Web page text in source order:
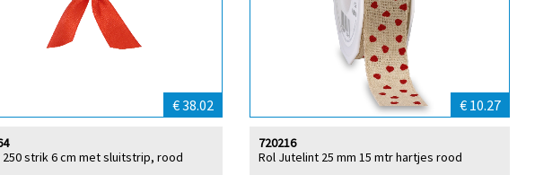
€ 38.02
250 strik 6 cm met sluitstrip, rood
€ 10.27
Rol Jutelint 25 mm 15 mtr hartjes rood
720216